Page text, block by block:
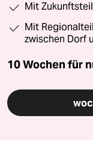
Mit
Mit
zwischen Dorf
10 Wochen für